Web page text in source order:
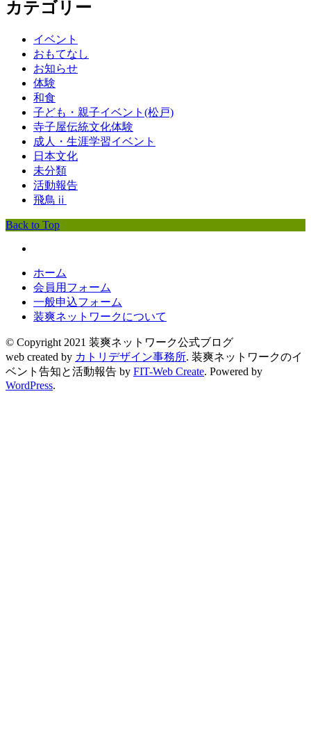
カテゴリー
イベント
おもてなし
お知らせ
体験
和食
子ども・親子イベント(松戸)
寺子屋伝統文化体験
成人・生涯学習イベント
日本文化
未分類
活動報告
飛鳥ⅱ
Back to Top
ホーム
会員用フォーム
一般申込フォーム
装爽ネットワークについて
© Copyright 2021 装爽ネットワーク公式ブログ
web created by カトリデザイン事務所. 装爽ネットワークのイ
ベント告知と活動報告 by FIT-Web Create. Powered by
WordPress.